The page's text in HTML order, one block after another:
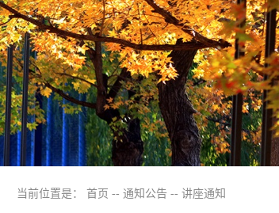
当前位置是： 首页 -- 通知公告 -- 讲座通知